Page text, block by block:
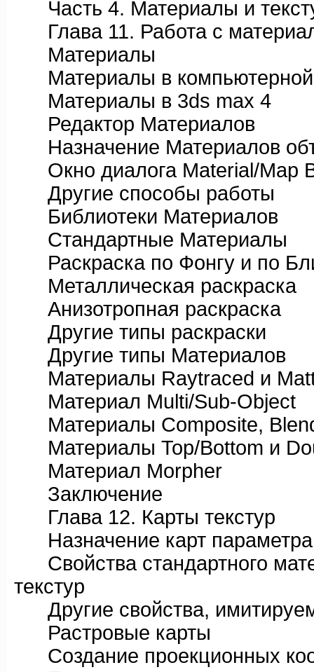
Часть 4. Материалы и
Глава 11. Работа с
Материалы
Материалы в компьютерной
Материалы в 3ds max 4
Редактор Материалов
Назначение Материалов
Окно диалога Material/Map
Другие способы работы
Библиотеки Материалов
Стандартные Материалы
Раскраска по Фонгу и по
Металлическая раскраска
Анизотропная раскраска
Другие типы раскраски
Другие типы Материалов
Материалы Raytraced и
Материал Multi/Sub-Object
Материалы Composite,
Материалы Top/Bottom и
Материал Morpher
Заключение
Глава 12. Карты текстур
Назначение карт
Свойства стандартного
текстур
Другие свойства,
Растровые карты
Создание проекционных